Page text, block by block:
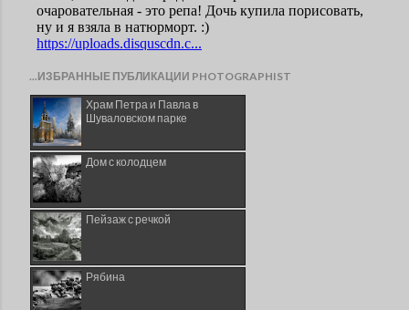
...ИЗБРАННЫЕ ПУБЛИКАЦИИ PHOTOGRAPHIST
Храм Петра и Павла в
Шуваловском парке
Дом с колодцем
Пейзаж с речкой
Рябина